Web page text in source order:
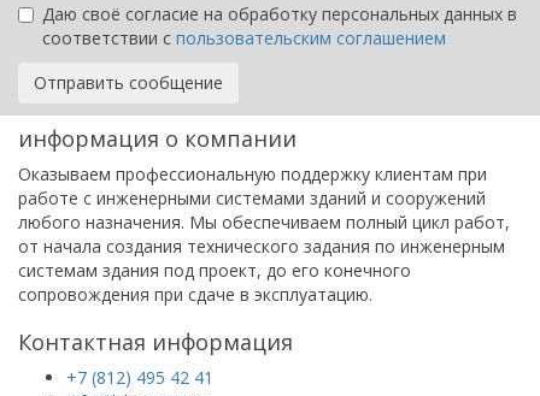
Даю своё согласие на обработку персональных данных в
соответствии с пользовательским соглашением
Отправить сообщение
информация о компании
Оказываем профессиональную поддержку клиентам при
работе с инженерными системами зданий и сооружений
любого назначения. Мы обеспечиваем полный цикл работ,
от начала создания технического задания по инженерным
системам здания под проект, до его конечного
сопровождения при сдаче в эксплуатацию.
Контактная информация
+7 (812) 495 42 41